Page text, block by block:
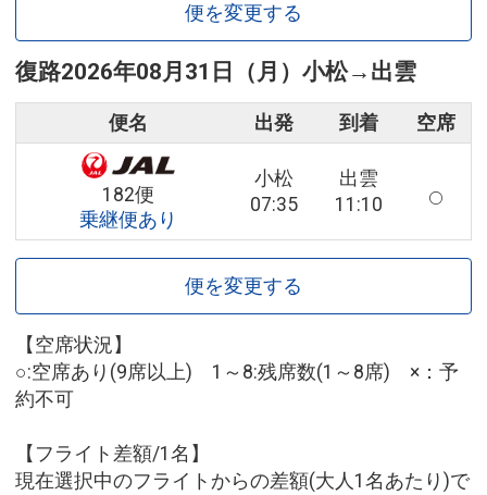
便を変更する
復路2026年08月31日（月） 小松→ 出雲
便名 出発 到着 空席
182便
乗継便あり
小松
07:35
出雲
11:10
便を変更する
【空席状況】
○:空席あり(9席以上) 1～8:残席数(1～8席) ×：予
約不可
【フライト差額/1名】
現在選択中のフライトからの差額(大人1名あたり)で